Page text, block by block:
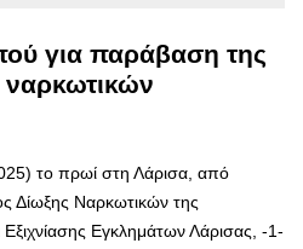
για παράβαση της
ναρκωτικών
το πρωί στη Λάρισα, από
Δίωξης Ναρκωτικών της
Εγκλημάτων Λάρισας, -1-